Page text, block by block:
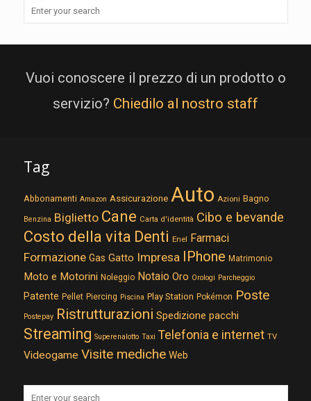
Vuoi conoscere il prezzo di un prodotto o
servizio? Chiedilo al nostro staff
Tag
Abbonamenti Amazon Assicurazione Auto Azioni Bagno
Benzina Biglietto Cane Carta d'identità Cibo e bevande
Costo della vita Denti Enel Farmaci
Formazione Gas Gatto Impresa IPhone Matrimonio
Moto e Motorini Noleggio Notaio Oro Orologi Parcheggio
Patente Pellet Piercing Piscina Play Station Pokémon Poste
Postepay Ristrutturazioni Spedizione pacchi
Streaming Superenalotto Taxi Telefonia e internet TV
Videogame Visite mediche Web